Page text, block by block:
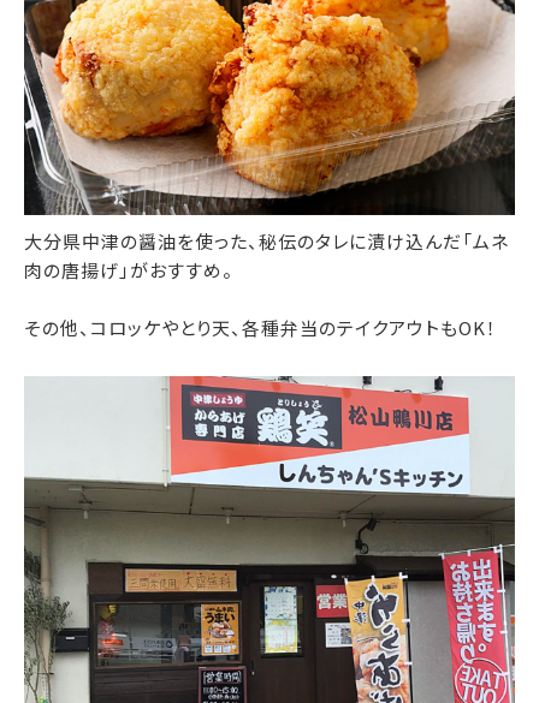
大分県中津の醤油を使った、秘伝のタレに漬け込んだ「ムネ
肉の唐揚げ」がおすすめ。
その他、コロッケやとり天、各種弁当のテイクアウトもOK！